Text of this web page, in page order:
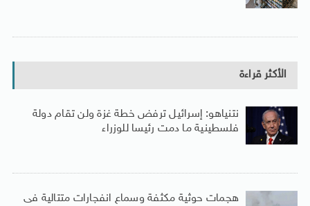
الأكثر قراءة
نتنياهو: إسرائيل ترفض خطة غزة ولن تقام دولة
فلسطينية ما دمت رئيسا للوزراء
هجمات حوثية مكثفة وسماع انفجارات متتالية فى